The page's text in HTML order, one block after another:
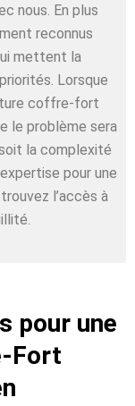
nous. En plus
reconnus
mettent la
Lorsque
coffre-fort
le problème sera
la complexité
pour une
l’accès à
pour une
Fort